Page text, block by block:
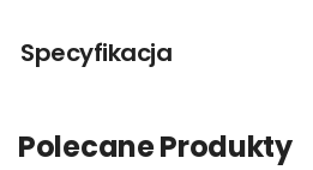
Specyfikacja
Polecane Produkty